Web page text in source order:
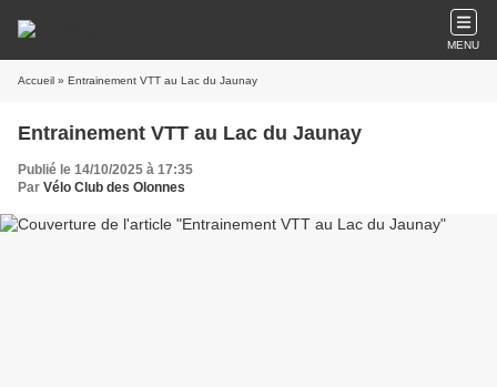
MENU
Accueil » Entrainement VTT au Lac du Jaunay
Entrainement VTT au Lac du Jaunay
Publié le 14/10/2025 à 17:35
Par Vélo Club des Olonnes